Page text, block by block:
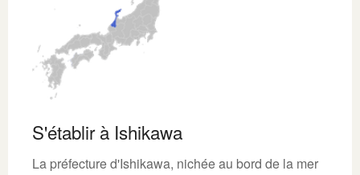
S'établir à Ishikawa
La préfecture d'Ishikawa, nichée au bord de la mer